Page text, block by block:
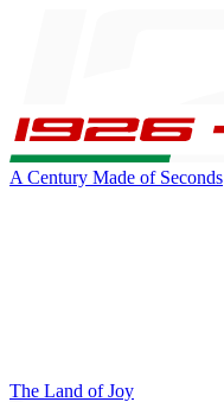
A Century Made of Seconds
The Land of Joy